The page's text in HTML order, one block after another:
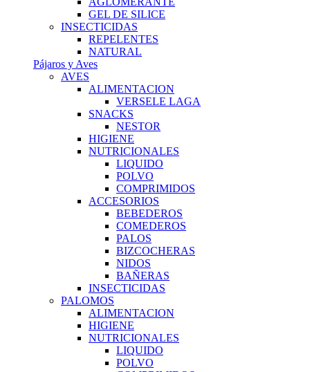
GEL DE SILICE
INSECTICIDAS
REPELENTES
NATURAL
Pájaros y Aves
AVES
ALIMENTACION
VERSELE LAGA
SNACKS
NESTOR
HIGIENE
NUTRICIONALES
LIQUIDO
POLVO
COMPRIMIDOS
ACCESORIOS
BEBEDEROS
COMEDEROS
PALOS
BIZCOCHERAS
NIDOS
BAÑERAS
INSECTICIDAS
PALOMOS
ALIMENTACION
HIGIENE
NUTRICIONALES
LIQUIDO
POLVO